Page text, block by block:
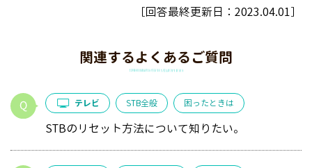
［回答最終更新日： 2023.04.01］
関連するよくあるご質問
テレビ STB全般 困ったときは
STBのリセット方法について知りたい。